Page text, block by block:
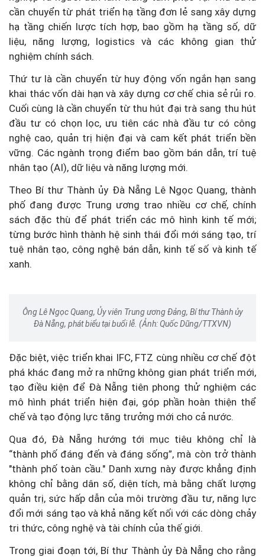
cần chuyển từ phát triển hạ tầng đơn lẻ sang xây dựng
hạ tầng chiến lược tích hợp, bao gồm hạ tầng số, dữ
liệu, năng lượng, logistics và các không gian thử
nghiệm chính sách.
Thứ tư là cần chuyển từ huy động vốn ngắn hạn sang
khai thác vốn dài hạn và xây dựng cơ chế chia sẻ rủi ro.
Cuối cùng là cần chuyển từ thu hút đại trà sang thu hút
đầu tư có chọn lọc, ưu tiên các nhà đầu tư có công
nghệ cao, quản trị hiện đại và cam kết phát triển bền
vững. Các ngành trọng điểm bao gồm bán dẫn, trí tuệ
nhân tạo (AI), dữ liệu và năng lượng mới.
Theo Bí thư Thành ủy Đà Nẵng Lê Ngọc Quang, thành
phố đang được Trung ương trao nhiều cơ chế, chính
sách đặc thù để phát triển các mô hình kinh tế mới;
từng bước hình thành hệ sinh thái đổi mới sáng tạo, trí
tuệ nhân tạo, công nghệ bán dẫn, kinh tế số và kinh tế
xanh.
Ông Lê Ngọc Quang, Ủy viên Trung ương Đảng, Bí thư Thành ủy
Đà Nẵng, phát biểu tại buổi lễ. (Ảnh: Quốc Dũng/TTXVN)
Đặc biệt, việc triển khai IFC, FTZ cùng nhiều cơ chế đột
phá khác đang mở ra những không gian phát triển mới,
tạo điều kiện để Đà Nẵng tiên phong thử nghiệm các
mô hình phát triển hiện đại, góp phần hoàn thiện thể
chế và tạo động lực tăng trưởng mới cho cả nước.
Qua đó, Đà Nẵng hướng tới mục tiêu không chỉ là
“thành phố đáng đến và đáng sống”, mà còn trở thành
"thành phố toàn cầu." Danh xưng này được khẳng định
không chỉ bằng dân số, diện tích, mà bằng chất lượng
quản trị, sức hấp dẫn của môi trường đầu tư, năng lực
đổi mới sáng tạo và khả năng kết nối với các dòng chảy
tri thức, công nghệ và tài chính của thế giới.
Trong giai đoạn tới, Bí thư Thành ủy Đà Nẵng cho rằng